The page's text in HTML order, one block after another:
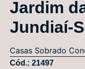
Jardim
Jundiaí-
Casas Sobrado
Cód.: 21497